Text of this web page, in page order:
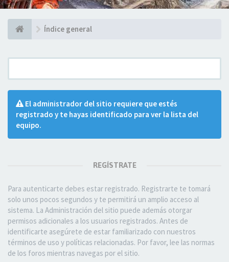
Índice general
El administrador del sitio requiere que estés
registrado y te hayas identificado para ver la lista del
equipo.
REGÍSTRATE
Para autenticarte debes estar registrado. Registrarte te tomará
solo unos pocos segundos y te permitirá un amplio acceso al
sistema. La Administración del sitio puede además otorgar
permisos adicionales a los usuarios registrados. Antes de
identificarte asegúrete de estar familiarizado con nuestros
términos de uso y políticas relacionadas. Por favor, lee las normas
de los foros mientras navegas por el sitio.